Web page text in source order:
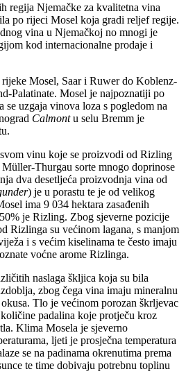
regija Njemačke za kvalitetna vina
po rijeci Mosel koja gradi reljef regije.
vina u Njemačkoj no mnogi je
kod internacionalne prodaje i
Mosel, Saar i Ruwer do Koblenz-
Palatinate. Mosel je najpoznatiji po
se uzgaja vinova loza s pogledom na
Calmontu selu Bremm je
vinu koje se proizvodi od Rizling
Thurgau sorte mnogo doprinose
dva desetljeća proizvodnja vina od
) je u porastu te je od velikog
ima 9 034 hektara zasađenih
je Rizling. Zbog sjeverne pozicije
Rizlinga su većinom lagana, s manjom
i s većim kiselinama te često imaju
voćne arome Rizlinga.
naslaga škljica koja su bila
zbog čega vina imaju mineralnu
Tlo je većinom porozan škrljevac
padalina koje protječu kroz
Klima Mosela je sjeverno
ljeti je prosječna temperatura
se na padinama okrenutima prema
te time dobivaju potrebnu toplinu